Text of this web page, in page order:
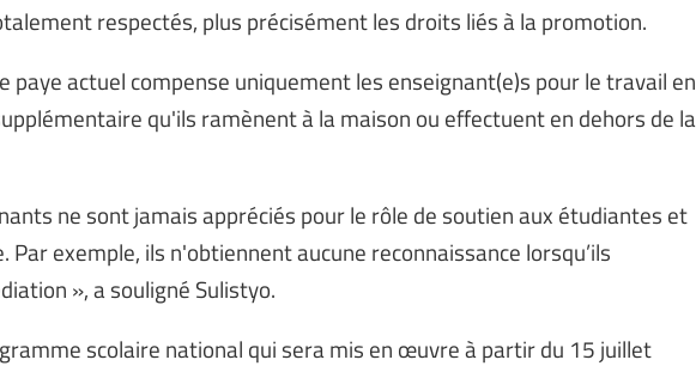
respectés, plus précisément les droits liés à la promotion.
paye actuel compense uniquement les enseignant(e)s pour le travail en
qu'ils ramènent à la maison ou effectuent en dehors de la
ne sont jamais appréciés pour le rôle de soutien aux étudiantes et
Par exemple, ils n'obtiennent aucune reconnaissance lorsqu’ils
», a souligné Sulistyo.
scolaire national qui sera mis en œuvre à partir du 15 juillet